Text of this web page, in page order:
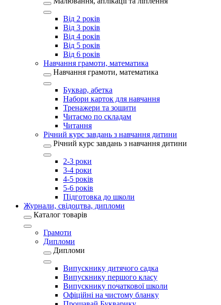
Від 2 років
Від 3 років
Від 4 років
Від 5 років
Від 6 років
Навчання грамоти, математика
Навчання грамоти, математика
Буквар, абетка
Набори карток для навчання
Тренажери та зошити
Читаємо по складам
Читання
Річний курс завдань з навчання дитини
Річний курс завдань з навчання дитини
2-3 роки
3-4 роки
4-5 років
5-6 років
Підготовка до школи
Журнали, свідоцтва, дипломи
Каталог товарів
Грамоти
Дипломи
Дипломи
Випускнику дитячого садка
Випускнику першого класу
Випускнику початкової школи
Офіційні на чистому бланку